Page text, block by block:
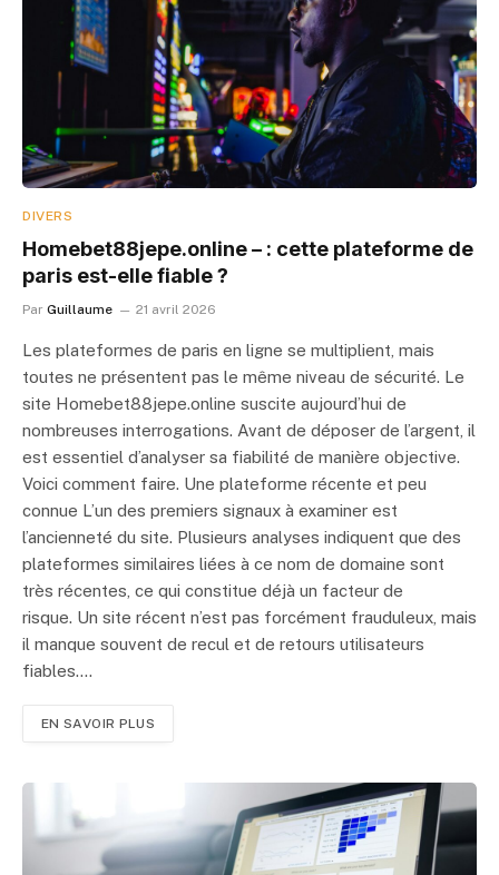
DIVERS
Homebet88jepe.online – : cette plateforme de
paris est-elle fiable ?
Par Guillaume 21 avril 2026
Les plateformes de paris en ligne se multiplient, mais
toutes ne présentent pas le même niveau de sécurité. Le
site Homebet88jepe.online suscite aujourd’hui de
nombreuses interrogations. Avant de déposer de l’argent, il
est essentiel d’analyser sa fiabilité de manière objective.
Voici comment faire. Une plateforme récente et peu
connue L’un des premiers signaux à examiner est
l’ancienneté du site. Plusieurs analyses indiquent que des
plateformes similaires liées à ce nom de domaine sont
très récentes, ce qui constitue déjà un facteur de
risque. Un site récent n’est pas forcément frauduleux, mais
il manque souvent de recul et de retours utilisateurs
fiables.…
EN SAVOIR PLUS